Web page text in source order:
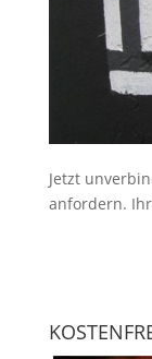
Jetzt
anfordern.